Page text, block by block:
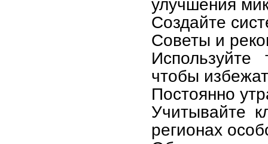
улучшения
Создайте
Советы и
чтобы
Постоянно
Учитывайте
регионах